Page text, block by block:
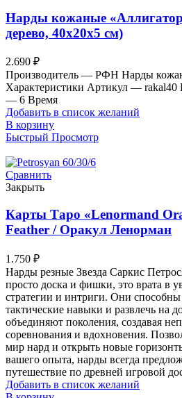
Нарды кожаные
дерево, 40х20х5 см)
2.690 ₽
Производитель — РФН Нарды
Характеристики Артикул — rakal40
— 6 Время
Добавить в список желаний
В корзину
Быстрый Просмотр
Сравнить
Закрыть
Карты Таро «Lenormand
Feather / Оракул Ленорман
1.750 ₽
Нарды резные Звезда Саркис
просто доска и фишки, это врата в
стратегии и интриги. Они способны
тактические навыки и развлечь на
объединяют поколения, создавая
соревнования и вдохновения.
мир нард и открыть новые
вашего опыта, нарды всегда
путешествие по древней игровой
Добавить в список желаний